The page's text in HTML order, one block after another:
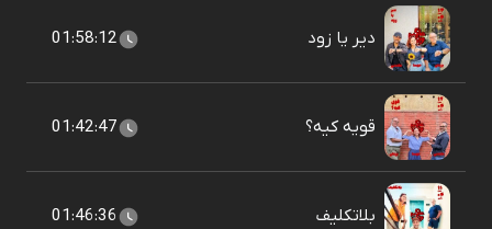
دیر یا زود 01:58:12
قویه کیه؟ 01:42:47
بلاتکلیف 01:46:36